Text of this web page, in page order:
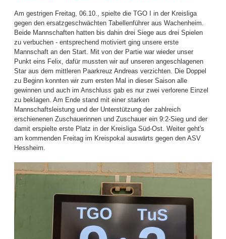
Am gestrigen Freitag, 06.10., spielte die TGO I in der Kreisliga
gegen den ersatzgeschwächten Tabellenführer aus Wachenheim.
Beide Mannschaften hatten bis dahin drei Siege aus drei Spielen
zu verbuchen - entsprechend motiviert ging unsere erste
Mannschaft an den Start. Mit von der Partie war wieder unser
Punkt eins Felix, dafür mussten wir auf unseren angeschlagenen
Star aus dem mittleren Paarkreuz Andreas verzichten. Die Doppel
zu Beginn konnten wir zum ersten Mal in dieser Saison alle
gewinnen und auch im Anschluss gab es nur zwei verlorene Einzel
zu beklagen. Am Ende stand mit einer starken
Mannschaftsleistung und der Unterstützung der zahlreich
erschienenen Zuschauerinnen und Zuschauer ein 9:2-Sieg und der
damit erspielte erste Platz in der Kreisliga Süd-Ost. Weiter geht's
am kommenden Freitag im Kreispokal auswärts gegen den ASV
Hessheim.